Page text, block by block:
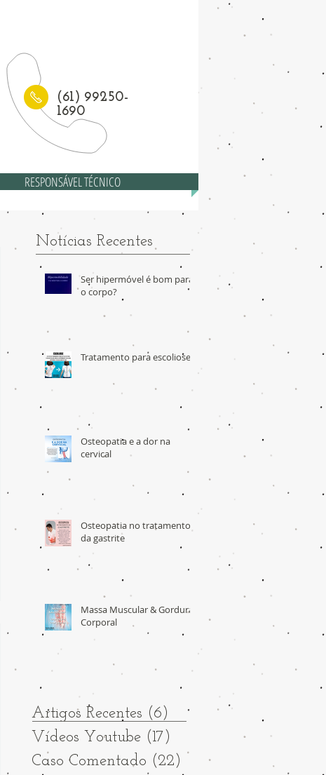
(61) 99250-
1690
RESPONSÁVEL TÉCNICO
Notícias Recentes
Ser hipermóvel é bom para
o corpo?
Tratamento para escoliose
Osteopatia e a dor na
cervical
Osteopatia no tratamento
da gastrite
Massa Muscular & Gordura
Corporal
Artigos Recentes (6) 6 posts
Vídeos Youtube (17)
Caso Comentado (22) 22 posts